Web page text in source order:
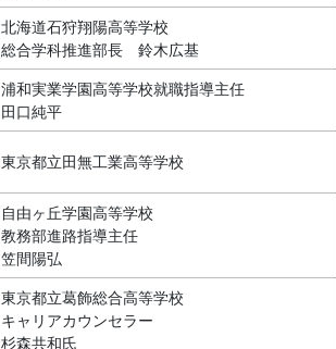
北海道石狩翔陽高等学校
総合学科推進部長 鈴木広基
浦和実業学園高等学校就職指導主任
田口純平
東京都立田無工業高等学校
自由ヶ丘学園高等学校
教務部進路指導主任
笠間陽弘
東京都立葛飾総合高等学校
キャリアカウンセラー
杉森共和氏